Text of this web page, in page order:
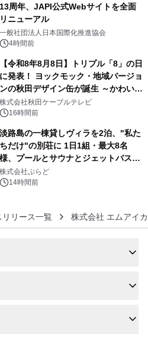
13周年、JAPI公式Webサイトを全面
リニューアル
一般社団法人日本国際化推進協会
4時間前
【令和8年8月8日】トリプル「8」の日
に発表！ ヨックモック・地域バージョ
ンの秋田デザイン缶が誕生 ～かわいい
秋田犬の子犬と秋田の四季と名所を巡
るパッケージ～ 9月1日(火)秋田県内で
株式会社秋田ケーブルテレビ
16時間前
淡路島の一棟貸しヴィラを2泊、"私た
ちだけ"の別荘に 1日1組・最大8名
様、プールとサウナとジェットバス付
きで Villa Mon Temps AWAJIの連泊
素泊りプラン
株式会社ぷらど
14時間前
リリース一覧 株式会社 エムアイ